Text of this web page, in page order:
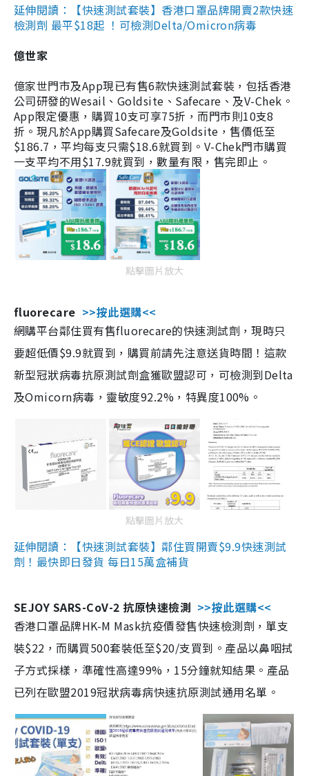
延伸閱讀：【快速測試套裝】香港口罩品牌開賣2款快速
檢測劑 最平$18起 ！可檢測Delta/Omicron病毒
億世家
億家世門市及App現已有售6款快速測試套裝，包括香港
公司研發的Wesail、Goldsite、Safecare、及V-Chek。
App限定優惠，購買10支可享75折，而門市則10支8
折。現凡於App購買Safecare及Goldsite，售價低至
$186.7，平均每支只需$18.6就買到。V-Chek門市購買
一支平均不用$17.9就買到，數量有限，售完即止。
點擊圖片放大
fluorecare >>按此選購<<
網購平台鄰住買有售fluorecare的快速測試劑，現時只
要超低價$9.9就買到，購買前請先注意送貨時間！這款
新型冠狀病毒抗原測試劑盒獲歐盟認可，可檢測到Delta
及Omicorn病毒，靈敏度92.2%，特異度100%。
點擊圖片放大
延伸閱讀：【快速測試套裝】鄰住買開賣$9.9快速測試
劑！最快即日發貨 每日15萬盒補貨
SEJOY SARS-CoV-2 抗原快速檢測 >>按此選購<<
香港口罩品牌HK-M Mask抗疫價發售快速檢測劑，單支
裝$22，而購買500套裝低至$20/支買到。產品以鼻咽拭
子方式採樣，準確性高達99%，15分鐘就知結果。產品
已列在歐盟2019冠狀病毒病快速抗原測試通用名單。